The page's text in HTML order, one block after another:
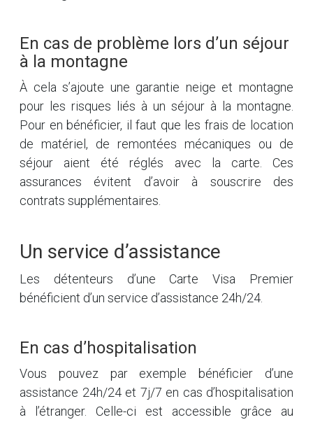
En cas de problème lors d’un séjour
à la montagne
À cela s’ajoute une garantie neige et montagne
pour les risques liés à un séjour à la montagne.
Pour en bénéficier, il faut que les frais de location
de matériel, de remontées mécaniques ou de
séjour aient été réglés avec la carte. Ces
assurances évitent d’avoir à souscrire des
contrats supplémentaires.
Un service d’assistance
Les détenteurs d’une Carte Visa Premier
bénéficient d’un service d’assistance 24h/24.
En cas d’hospitalisation
Vous pouvez par exemple bénéficier d’une
assistance 24h/24 et 7j/7 en cas d’hospitalisation
à l’étranger. Celle-ci est accessible grâce au